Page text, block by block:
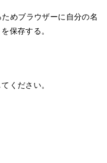
めブラウザーに自分の名
保存する。
ください。